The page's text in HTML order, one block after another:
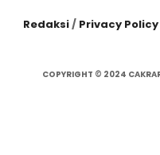
Redaksi/ Privacy Policy
COPYRIGHT © 2024